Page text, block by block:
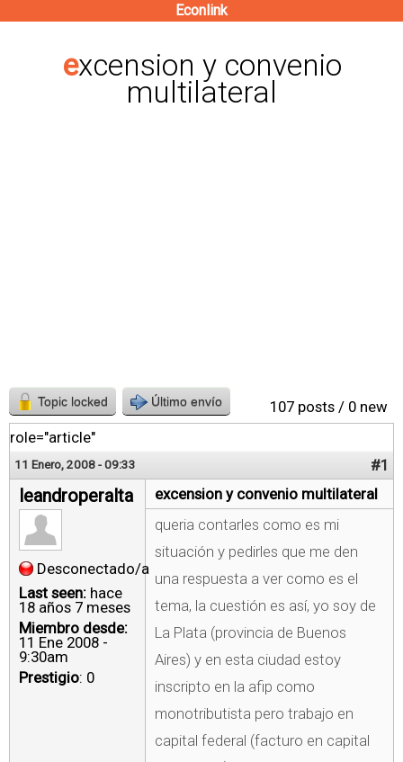
contenido
principal
Econlink
excension y convenio
multilateral
107 posts / 0 new
Topic locked Último envío
role="article"
11 Enero, 2008 - 09:33 #1
leandroperalta
Desconectado/a
Last seen: hace
18 años 7 meses
Miembro desde:
11 Ene 2008 -
9:30am
Prestigio: 0
excension y convenio multilateral
queria contarles como es mi
situación y pedirles que me den
una respuesta a ver como es el
tema, la cuestión es así, yo soy de
La Plata (provincia de Buenos
Aires) y en esta ciudad estoy
inscripto en la afip como
monotributista pero trabajo en
capital federal (facturo en capital